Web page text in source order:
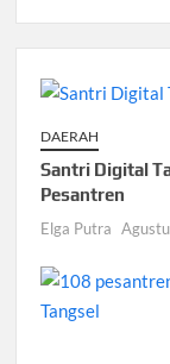
DAERAH
Santri Digital
Pesantren
Elga Putra